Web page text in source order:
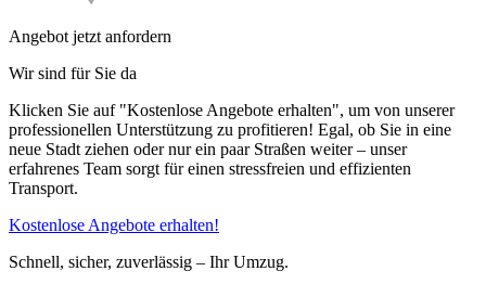
Angebot jetzt anfordern
Wir sind für Sie da
Klicken Sie auf "Kostenlose Angebote erhalten", um von unserer
professionellen Unterstützung zu profitieren! Egal, ob Sie in eine
neue Stadt ziehen oder nur ein paar Straßen weiter – unser
erfahrenes Team sorgt für einen stressfreien und effizienten
Transport.
Kostenlose Angebote erhalten!
Schnell, sicher, zuverlässig – Ihr Umzug.